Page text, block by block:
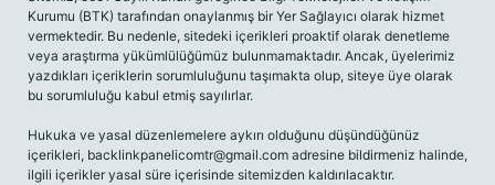
Kurumu (BTK) tarafından onaylanmış bir Yer Sağlayıcı olarak hizmet
vermektedir. Bu nedenle, sitedeki içerikleri proaktif olarak denetleme
veya araştırma yükümlülüğümüz bulunmamaktadır. Ancak, üyelerimiz
yazdıkları içeriklerin sorumluluğunu taşımakta olup, siteye üye olarak
bu sorumluluğu kabul etmiş sayılırlar.
Hukuka ve yasal düzenlemelere aykırı olduğunu düşündüğünüz
içerikleri, backlinkpanelicomtr@gmail.com adresine bildirmeniz halinde,
ilgili içerikler yasal süre içerisinde sitemizden kaldırılacaktır.